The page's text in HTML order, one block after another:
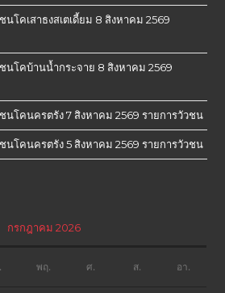
โคเสาธงสเตเดี้ยม 8 สิงหาคม 2569
โคบ้านน้ำกระจาย 8 สิงหาคม 2569
โคนครตรัง 7 สิงหาคม 2569 รายการวัวชน
โคนครตรัง 5 สิงหาคม 2569 รายการวัวชน
กรกฎาคม 2026
พฤ. ศ. ส. อา.